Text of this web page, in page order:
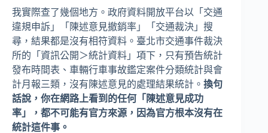
我實際查了幾個地方。政府資料開放平台以「交通
違規申訴」「陳述意見撤銷率」「交通裁決」搜
尋，結果都是沒有相符資料。臺北市交通事件裁決
所的「資訊公開＞統計資料」項下，只有預告統計
發布時間表、車輛行車事故鑑定案件分類統計與會
計月報三類，沒有陳述意見的處理結果統計。 換句
話說，你在網路上看到的任何「陳述意見成功
率」，都不可能有官方來源，因為官方根本沒有在
統計這件事。